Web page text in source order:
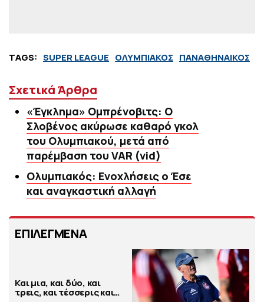
TAGS: SUPER LEAGUE ΟΛΥΜΠΙΑΚΟΣ ΠΑΝΑΘΗΝΑΙΚΟΣ
Σχετικά Άρθρα
«Έγκλημα» Ομπρένοβιτς: Ο
Σλοβένος ακύρωσε καθαρό γκολ
του Ολυμπιακού, μετά από
παρέμβαση του VAR (vid)
Ολυμπιακός: Ενοχλήσεις ο Έσε
και αναγκαστική αλλαγή
ΕΠΙΛΕΓΜΕΝΑ
Και μια, και δύο, και
τρεις, και τέσσερις και…